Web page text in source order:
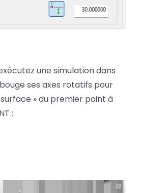
une simulation dans
ses axes rotatifs pour
» du premier point à
: